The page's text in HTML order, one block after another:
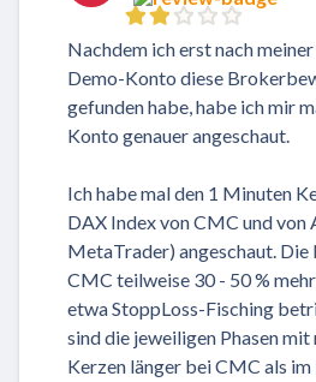
Nachdem ich erst nach
Demo-Konto diese
gefunden habe, habe ich mir
Konto genauer angeschaut.
Ich habe mal den 1 Minuten
DAX Index von CMC und
MetaTrader) angeschaut. Die
CMC teilweise 30 - 50 %
etwa StoppLoss-Fisching
sind die jeweiligen Phasen
Kerzen länger bei CMC als